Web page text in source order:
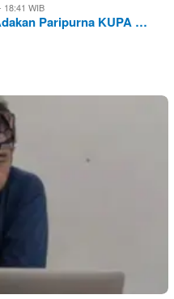
18:41 WIB
Paripurna KUPA …